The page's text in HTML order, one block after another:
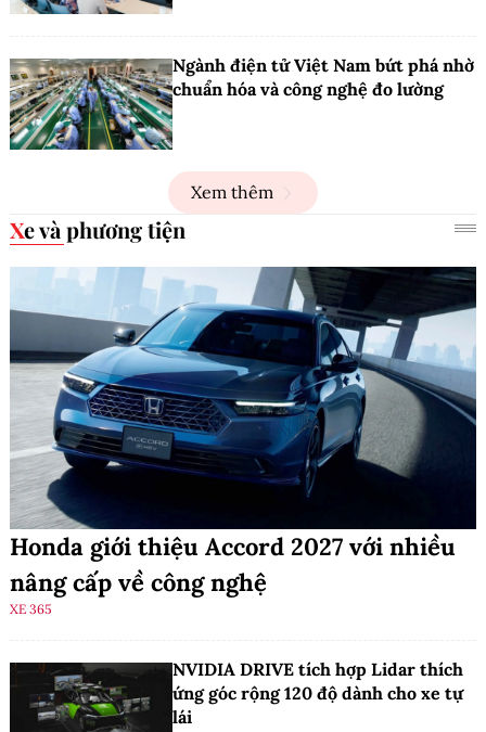
Ngành điện tử Việt Nam bứt phá nhờ
chuẩn hóa và công nghệ đo lường
Xem thêm
Xe và phương tiện
Honda giới thiệu Accord 2027 với nhiều
nâng cấp về công nghệ
XE 365
NVIDIA DRIVE tích hợp Lidar thích
ứng góc rộng 120 độ dành cho xe tự
lái